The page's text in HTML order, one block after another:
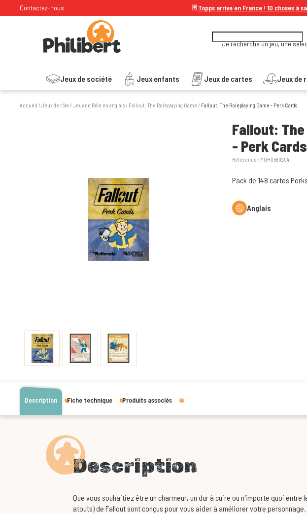
Contactez-nous 🃏Topps arrive en France ! 10 choses à
Je recherche un jeu, une
Jeux de société Jeux enfants Jeux de cartes Jeux de
Accueil /Jeux de rôle /Jeux de Rôle en anglais/ Fallout: The Roleplaying Game / Fallout: The Roleplaying Game - Perk Cards
Fallout: The
- Perk Cards
Référence : MUH0580204
Pack de 148 cartes
Anglais
Description Fiche technique Produits associés
Description
Que vous souhaitiez être un charmeur, un dur à cuire ou n'importe quoi entre
atouts) de Fallout sont conçus pour vous aider à améliorer votre